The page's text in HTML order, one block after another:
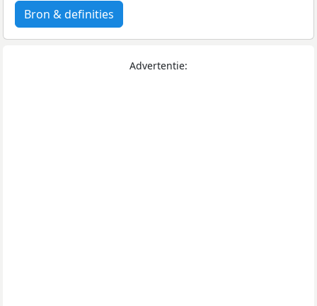
Bron & definities
Advertentie: